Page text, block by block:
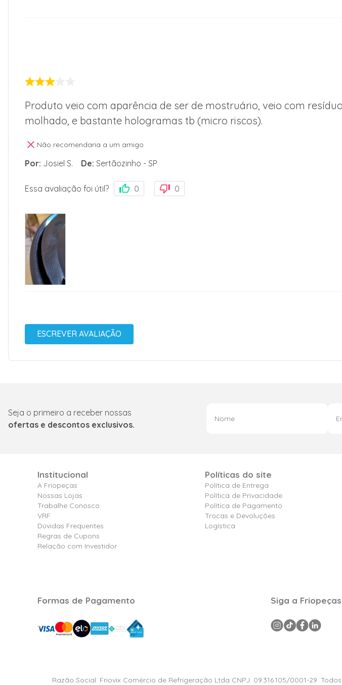
Produto veio com aparência de ser de mostruário, veio com
molhado, e bastante hologramas tb (micro riscos).
Não recomendaria a um amigo
Por: Josiel S. De: Sertãozinho - SP
Essa avaliação foi útil? 0 0
ESCREVER AVALIAÇÃO
Seja o primeiro a receber nossas
ofertas e descontos exclusivos.
Institucional
A Friopeças
Nossas Lojas
Trabalhe Conosco
VRF
Dúvidas Frequentes
Regras de Cupons
Relação com Investidor
Políticas do site
Política de Entrega
Política de Privacidade
Política de Pagamento
Trocas e Devoluções
Logística
Formas de Pagamento Siga a Friopeças
Razão Social: Friovix Comércio de Refrigeração Ltda CNPJ: 09.316.105/0001-29